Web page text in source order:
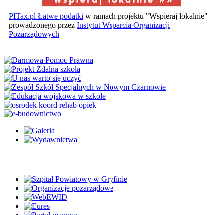
PITax.pl Łatwe podatki w ramach projektu "Wspieraj lokalnie"
prowadzonego przez Instytut Wsparcia Organizacji
Pozarządowych